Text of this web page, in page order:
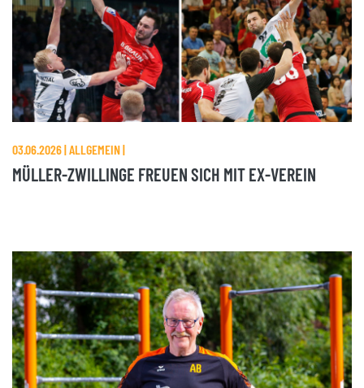
03.06.2026 | ALLGEMEIN |
MÜLLER-ZWILLINGE FREUEN SICH MIT EX-VEREIN